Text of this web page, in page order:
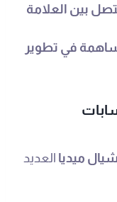
بين العلامة
في تطوير
ميديا العديد